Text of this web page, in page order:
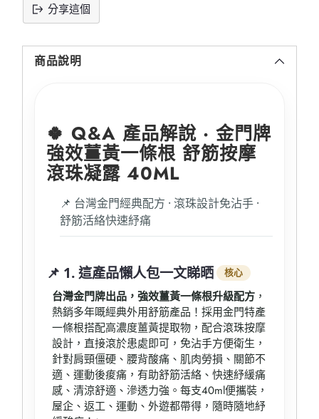
分享這個
產
商品說明
🍀 Q&A 產品解說 · 金門牌
強效薑黃一條根 舒筋按摩
滾珠凝露 40ML
📌 台灣金門經典配方 · 滾珠設計免沾手 ·
舒筋活絡快速紓痛
📌 1. 這產品懶人包一文睇晒 核心
台灣金門牌出品，強效薑黃一條根升級配方 ，
熱銷多年嘅經典外用舒筋產品！採用金門特產
一條根搭配高濃度薑黃提取物，配合滾珠按摩
設計，直接滾於患處即可，免沾手方便衛生，
針對肩頸僵硬、腰背酸痛、肌肉勞損、關節不
適、運動後痠痛，有助舒筋活絡、快速紓緩痛
感、清涼舒適、滲透力強。每支40ml便攜裝，
屋企、返工、運動、外遊都帶得，隨時隨地紓